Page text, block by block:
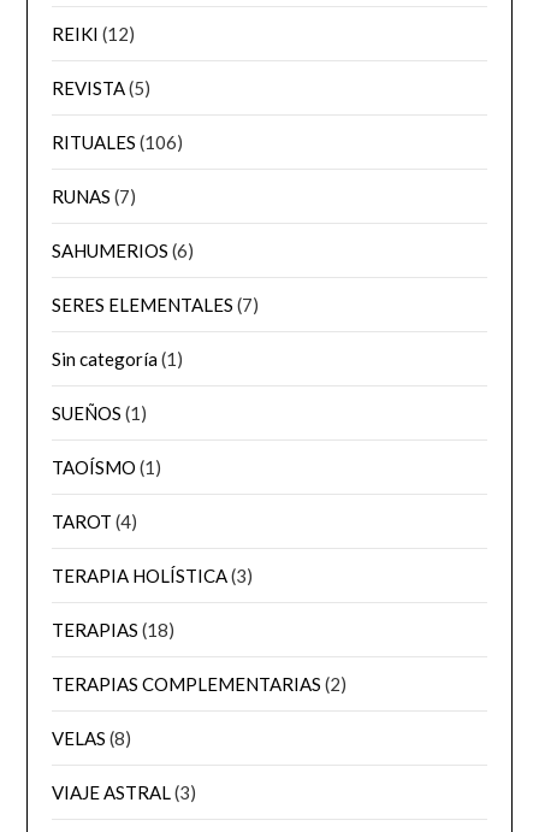
REIKI (12)
REVISTA(5)
RITUALES (106)
RUNAS (7)
SAHUMERIOS (6)
SERES ELEMENTALES (7)
Sin categoría(1)
SUEÑOS (1)
TAOÍSMO (1)
TAROT (4)
TERAPIA HOLÍSTICA(3)
TERAPIAS (18)
TERAPIAS COMPLEMENTARIAS (2)
VELAS (8)
VIAJE ASTRAL(3)